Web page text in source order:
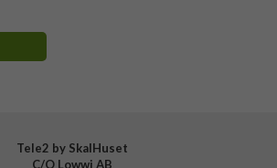
Tele2 by SkalHuset
C/O Lowwi AB